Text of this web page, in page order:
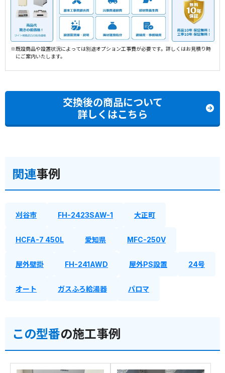
※既設商品や設置状況によっては別途オプション工事費が必要です。詳しくはお見積り時
にご案内いたします。
交換後の商品について
詳しくはこちら
関連事例
刈谷市 FH-2423SAW-1 大正町
HCFA-7 450L 愛知県 MFC-250V
屋外壁掛 FH-241AWD 屋外PS設置 24号
オート ガスふろ給湯器 パロマ
この型番の施工事例